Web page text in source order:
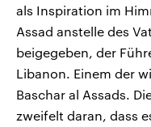
als Inspiration im
Assad anstelle des
beigegeben, der
Libanon. Einem der
Baschar al Assads.
zweifelt daran, dass